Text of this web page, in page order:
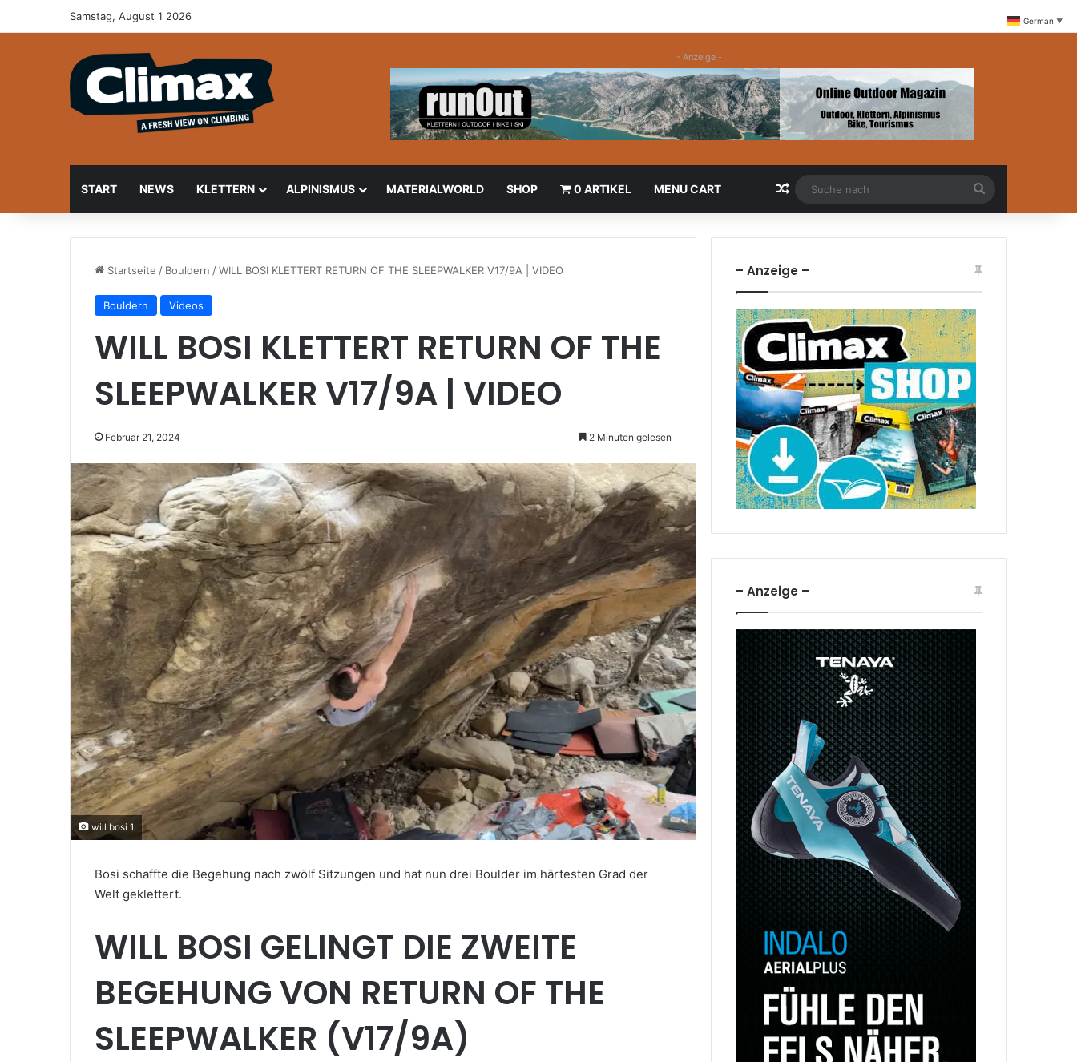
Samstag, August 1 2026
- Anzeige -
START NEWS KLETTERN ALPINISMUS MATERIALWORLD SHOP 0 ARTIKEL MENU CART Zufällige Artikel
nach
Startseite / Bouldern /WILL BOSI KLETTERT RETURN OF THE SLEEPWALKER V17/9A | VIDEO
Bouldern Videos
WILL BOSI KLETTERT RETURN OF THE
SLEEPWALKER V17/9A | VIDEO
Februar 21, 2024 2 Minuten gelesen
will bosi 1
Bosi schaffte die Begehung nach zwölf Sitzungen und hat nun drei Boulder im härtesten Grad der
Welt geklettert.
WILL BOSI GELINGT DIE ZWEITE
BEGEHUNG VON RETURN OF THE
SLEEPWALKER (V17/9A)
– Anzeige –
– Anzeige –
German ▼